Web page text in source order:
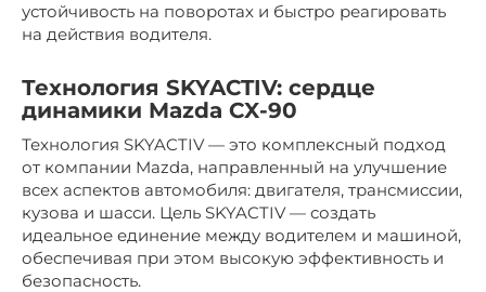
устойчивость на поворотах и быстро реагировать
на действия водителя.
Технология SKYACTIV: сердце
динамики Mazda CX-90
Технология SKYACTIV — это комплексный подход
от компании Mazda, направленный на улучшение
всех аспектов автомобиля: двигателя, трансмиссии,
кузова и шасси. Цель SKYACTIV — создать
идеальное единение между водителем и машиной,
обеспечивая при этом высокую эффективность и
безопасность.